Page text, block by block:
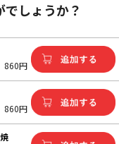
しょうか？
860円
860円